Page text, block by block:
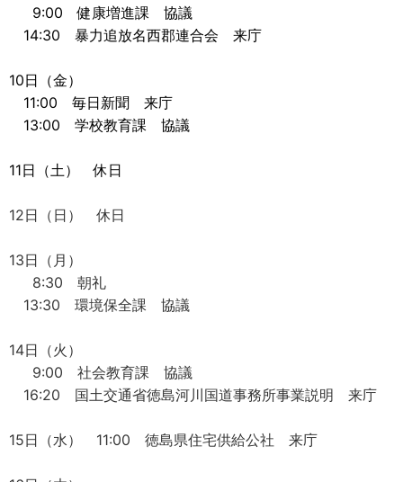
9:00 健康増進課 協議
14:30 暴力追放名西郡連合会 来庁
10日（金）
11:00 毎日新聞 来庁
13:00 学校教育課 協議
11日（土） 休日
12日（日） 休日
13日（月）
8:30 朝礼
13:30 環境保全課 協議
14日（火）
9:00 社会教育課 協議
16:20 国土交通省徳島河川国道事務所事業説明 来庁
15日（水） 11:00 徳島県住宅供給公社 来庁